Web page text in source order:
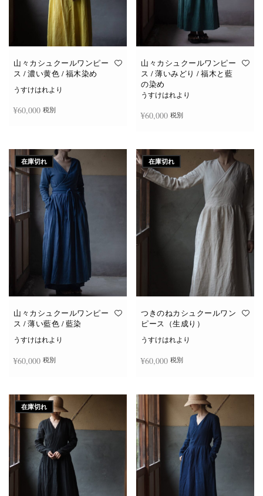
山々カシュクールワンピー
ス / 濃い黄色 / 福木染め
うすけはれより
¥60,000 税別
山々カシュクールワンピー
ス / 薄いみどり / 福木と藍
の染め
うすけはれより
¥60,000 税別
在庫切れ
山々カシュクールワンピー
ス / 薄い藍色 / 藍染
うすけはれより
¥60,000 税別
在庫切れ
つきのねカシュクールワン
ピース（生成り）
うすけはれより
¥60,000 税別
在庫切れ